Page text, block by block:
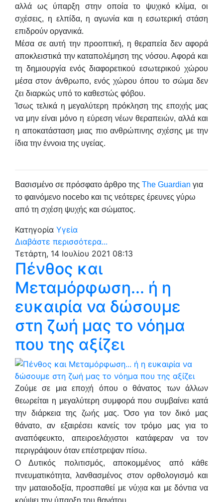
αλλά ως ύπαρξη στην οποία το ψυχικό κλίμα, οι
σχέσεις, η ελπίδα, η αγωνία και η εσωτερική στάση
επιδρούν οργανικά.
Μέσα σε αυτή την προοπτική, η θεραπεία δεν αφορά
αποκλειστικά την καταπολέμηση της νόσου. Αφορά και
τη δημιουργία ενός διαφορετικού εσωτερικού χώρου
μέσα στον άνθρωπο, ενός χώρου όπου το σώμα δεν
ζει διαρκώς υπό το καθεστώς φόβου.
Ίσως τελικά η μεγαλύτερη πρόκληση της εποχής μας
να μην είναι μόνο η εύρεση νέων θεραπειών, αλλά και
η αποκατάσταση μιας πιο ανθρώπινης σχέσης με την
ίδια την έννοια της υγείας.
Βασισμένο σε πρόσφατο άρθρο της The Guardian για
το φαινόμενο nocebo και τις νεότερες έρευνες γύρω
από τη σχέση ψυχής και σώματος.
Κατηγορία Υγεία
Διαβάστε περισσότερα...
Τετάρτη, 14 Ιουλίου 2021 08:13
Πένθος και
Μεταμόρφωση... ή η
ευκαιρία να δώσουμε
στη ζωή μας το νόημα
που της αξίζει
Ζούμε σε μια εποχή όπου ο θάνατος των άλλων
θεωρείται η μεγαλύτερη συμφορά που συμβαίνει κατά
την διάρκεια της ζωής μας. Όσο για τον δικό μας
θάνατο, αν εξαιρέσει κανείς τον τρόμο μας για το
αναπόφευκτο, απειροελάχιστοι κατάφεραν να τον
περιγράψουν όταν επέστρεψαν πίσω.
Ο Δυτικός πολιτισμός, αποκομμένος από κάθε
πνευματικότητα, λανθασμένος στον ορθολογισμό και
την ματαιοδοξία, προσπαθεί με νύχια και με δόντια να
κρύψει την ύπαρξη του θανάτου.